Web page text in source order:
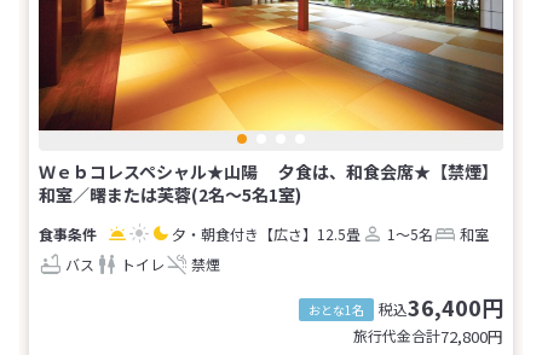
Ｗｅｂコレスペシャル★山陽 夕食は、和食会席★【禁煙】
和室／曙または芙蓉(2名～5名1室)
夕・朝食付き 【広さ】12.5畳 1～5名
和室
バス
トイレ 禁煙
おとな1名 税込36,400円
旅行代金合計72,800円